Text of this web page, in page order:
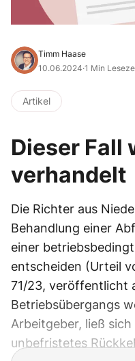
Timm Haase
10.06.2024·1 Min
Artikel
Dieser Fall
verhandelt
Die Richter aus
Behandlung einer
einer
entscheiden (Urteil
71/23, veröffentlicht
Betriebsübergangs
Arbeitgeber, ließ
unbefristetes